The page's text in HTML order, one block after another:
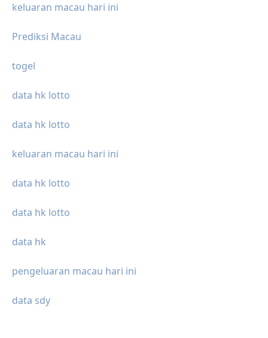
keluaran macau hari ini
Prediksi Macau
togel
data hk lotto
data hk lotto
keluaran macau hari ini
data hk lotto
data hk lotto
data hk
pengeluaran macau hari ini
data sdy